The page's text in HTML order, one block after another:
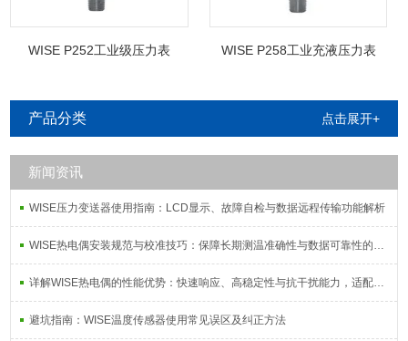
WISE P252工业级压力表 WISE P258工业充液压力表
产品分类 点击展开+
新闻资讯
WISE压力变送器使用指南：LCD显示、故障自检与数据远程传输功能解析
WISE热电偶安装规范与校准技巧：保障长期测温准确性与数据可靠性的系统方案
详解WISE热电偶的性能优势：快速响应、高稳定性与抗干扰能力，适配复杂工况需求
避坑指南：WISE温度传感器使用常见误区及纠正方法